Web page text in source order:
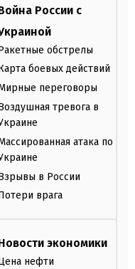
России с
обстрелы
боевых действий
переговоры
тревога в
атака по
в России
врага
экономики
нефти